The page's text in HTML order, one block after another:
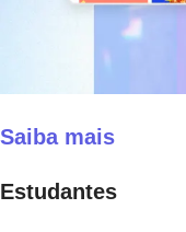
Saiba mais
Estudantes